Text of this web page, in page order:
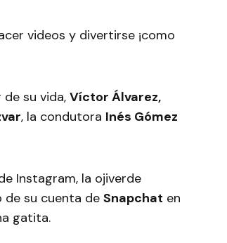
videos y divertirse ¡como
su vida, Víctor Álvarez,
, la condutora Inés Gómez
Instagram, la ojiverde
su cuenta de Snapchat en
gatita.